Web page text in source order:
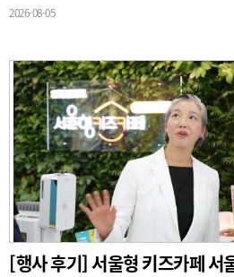
2026-08-05
[행사 후기] 서울형 키즈카페 서